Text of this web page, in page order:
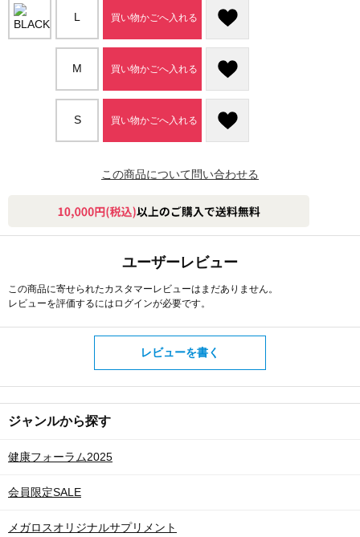
L 買い物かごへ入れる
M 買い物かごへ入れる
S 買い物かごへ入れる
この商品について問い合わせる
ユーザーレビュー
この商品に寄せられたカスタマーレビューはまだありません。
レビューを評価するには ログインが必要です。
レビューを書く
ジャンルから探す
健康フォーラム2025
会員限定SALE
メガロスオリジナルサプリメント